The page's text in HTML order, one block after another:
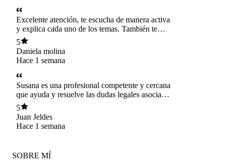
Excelente atención, te escucha de manera activa
y explica cada uno de los temas. También te
educa en los temas referentes a el problema en
cuestión.
5
Daniela molina
Hace 1 semana
Susana es una profesional competente y cercana
que ayuda y resuelve las dudas legales asociadas
a licencias medicas. Su asesoría me ayudo,
clarificandome el camino para responder
adecuadamente en los muy sinuosos vericuetos
medico-legales que los pacientes debemos
5
Juan Jeldes
Hace 1 semana
SOBRE MÍ